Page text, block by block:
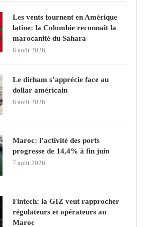
Les vents tournent en Amérique
latine: la Colombie reconnaît la
marocanité du Sahara
8 août 2026
Le dirham s’apprécie face au
dollar américain
8 août 2026
Maroc: l’activité des ports
progresse de 14,4% à fin juin
7 août 2026
Fintech: la GIZ veut rapprocher
régulateurs et opérateurs au
Maroc